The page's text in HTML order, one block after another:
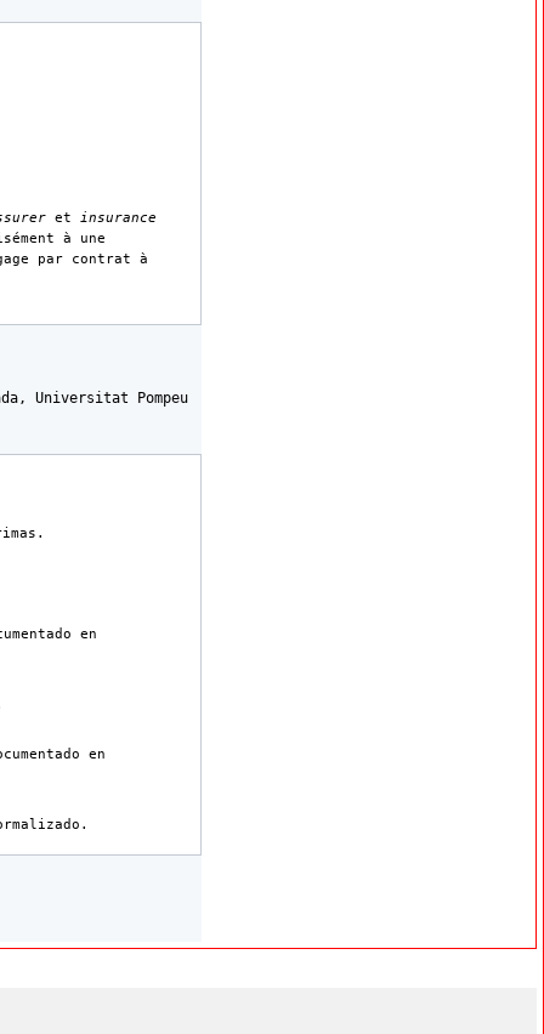
et insurance
à une
par contrat à
Universitat Pompeu
en
en